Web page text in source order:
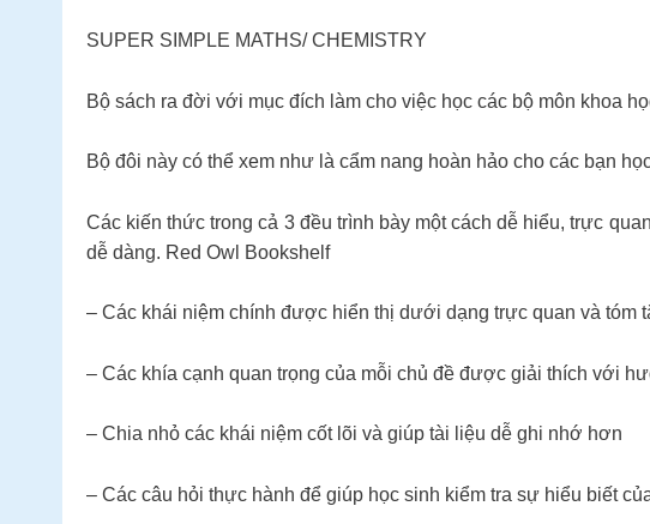
SUPER SIMPLE MATHS/ CHEMISTRY
Bộ sách ra đời với mục đích làm cho việc học các bộ môn khoa
Bộ đôi này có thể xem như là cẩm nang hoàn hảo cho các bạn
Các kiến thức trong cả 3 đều trình bày một cách dễ hiểu, trực
dễ dàng. Red Owl Bookshelf
– Các khái niệm chính được hiển thị dưới dạng trực quan và tóm
– Các khía cạnh quan trọng của mỗi chủ đề được giải thích với
– Chia nhỏ các khái niệm cốt lõi và giúp tài liệu dễ ghi nhớ hơn
– Các câu hỏi thực hành để giúp học sinh kiểm tra sự hiểu biết